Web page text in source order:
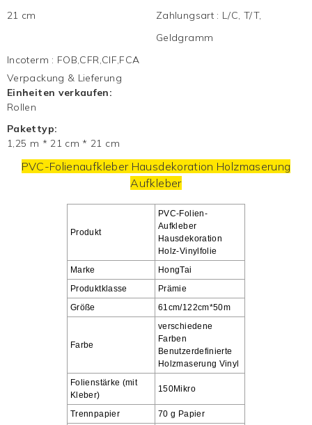
21 cm
Zahlungsart : L/C, T/T,
Geldgramm
Incoterm : FOB,CFR,CIF,FCA
Verpackung & Lieferung
Einheiten verkaufen:
Rollen
Pakettyp:
1,25 m * 21 cm * 21 cm
PVC-Folienaufkleber Hausdekoration Holzmaserung
Aufkleber
Produkt
PVC-Folien-
Aufkleber
Hausdekoration
Holz-Vinylfolie
Marke
HongTai
Produktklasse
Prämie
Größe
61cm/122cm*50m
Farbe
verschiedene
Farben
Benutzerdefinierte
Holzmaserung Vinyl
Folienstärke (mit
Kleber)
150Mikro
Trennpapier 70 g Papier